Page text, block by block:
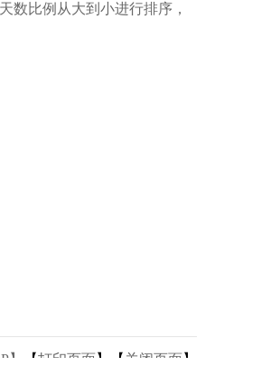
比例从大到小进行排序，
】 【打印页面】【 关闭页面】